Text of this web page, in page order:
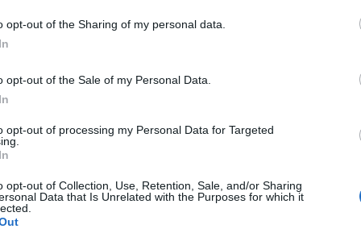
opt-out of the Sharing of my personal data.
opt-out of the Sale of my Personal Data.
opt-out of processing my Personal Data for Targeted
opt-out of Collection, Use, Retention, Sale, and/or Sharing
Data that Is Unrelated with the Purposes for which it
στην παρουσίαση του
κόσμου στο γήπεδο
(video)
Skin dysmorphia: Όταν η
ψυχικής υγείας